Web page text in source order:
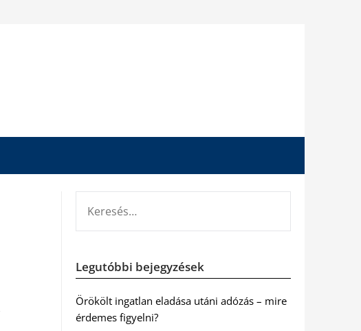
Legutóbbi bejegyzések
Örökölt ingatlan eladása utáni adózás – mire
érdemes figyelni?